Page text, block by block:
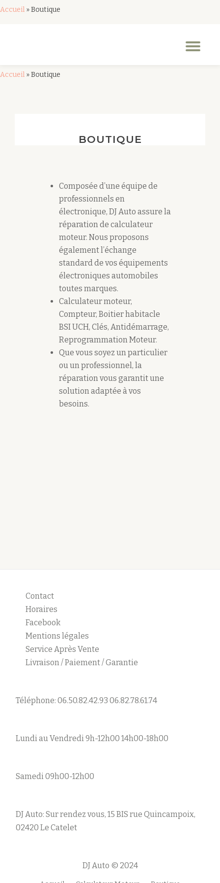
Accueil »Boutique
Accueil »Boutique
BOUTIQUE
Composée d’une équipe de
professionnels en
électronique, DJ Auto assure la
réparation de calculateur
moteur. Nous proposons
également l’échange
standard de vos équipements
électroniques automobiles
toutes marques.
Calculateur moteur,
Compteur, Boitier habitacle
BSI UCH, Clés, Antidémarrage,
Reprogrammation Moteur.
Que vous soyez un particulier
ou un professionnel, la
réparation vous garantit une
solution adaptée à vos
besoins.
Contact
Horaires
Facebook
Mentions légales
Service Après Vente
Livraison / Paiement / Garantie
Téléphone: 06.50.82.42.93 06.82.78.61.74
Lundi au Vendredi 9h-12h00 14h00-18h00
Samedi 09h00-12h00
DJ Auto: Sur rendez vous, 15 BIS rue Quincampoix,
02420 Le Catelet
DJ Auto © 2024